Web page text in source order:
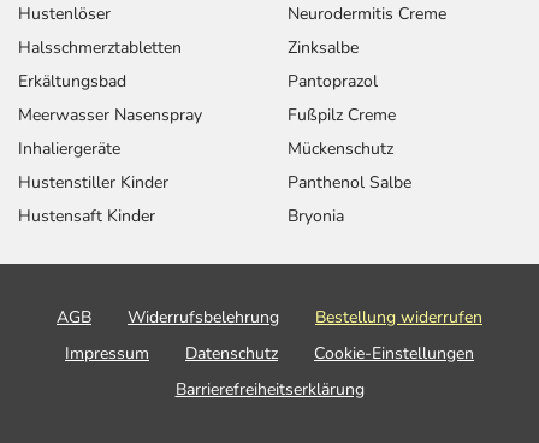
Hustenlöser
Halsschmerztabletten
Erkältungsbad
Meerwasser Nasenspray
Inhaliergeräte
Hustenstiller Kinder
Hustensaft Kinder
Neurodermitis Creme
Zinksalbe
Pantoprazol
Fußpilz Creme
Mückenschutz
Panthenol Salbe
Bryonia
AGB Widerrufsbelehrung
Bestellung widerrufen
Impressum
Datenschutz
Cookie-Einstellungen
Barrierefreiheitserklärung